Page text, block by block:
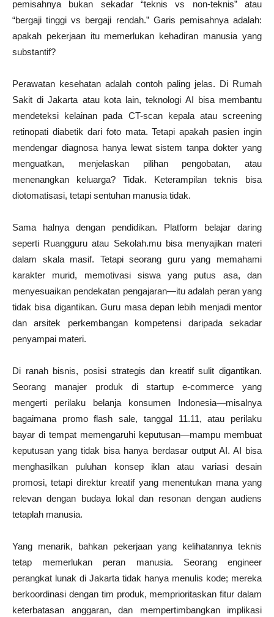
pemisahnya bukan sekadar “teknis vs non-teknis” atau
“bergaji tinggi vs bergaji rendah.” Garis pemisahnya adalah:
apakah pekerjaan itu memerlukan kehadiran manusia yang
substantif?
Perawatan kesehatan adalah contoh paling jelas. Di Rumah
Sakit di Jakarta atau kota lain, teknologi AI bisa membantu
mendeteksi kelainan pada CT-scan kepala atau screening
retinopati diabetik dari foto mata. Tetapi apakah pasien ingin
mendengar diagnosa hanya lewat sistem tanpa dokter yang
menguatkan, menjelaskan pilihan pengobatan, atau
menenangkan keluarga? Tidak. Keterampilan teknis bisa
diotomatisasi, tetapi sentuhan manusia tidak.
Sama halnya dengan pendidikan. Platform belajar daring
seperti Ruangguru atau Sekolah.mu bisa menyajikan materi
dalam skala masif. Tetapi seorang guru yang memahami
karakter murid, memotivasi siswa yang putus asa, dan
menyesuaikan pendekatan pengajaran—itu adalah peran yang
tidak bisa digantikan. Guru masa depan lebih menjadi mentor
dan arsitek perkembangan kompetensi daripada sekadar
penyampai materi.
Di ranah bisnis, posisi strategis dan kreatif sulit digantikan.
Seorang manajer produk di startup e‑commerce yang
mengerti perilaku belanja konsumen Indonesia—misalnya
bagaimana promo flash sale, tanggal 11.11, atau perilaku
bayar di tempat memengaruhi keputusan—mampu membuat
keputusan yang tidak bisa hanya berdasar output AI. AI bisa
menghasilkan puluhan konsep iklan atau variasi desain
promosi, tetapi direktur kreatif yang menentukan mana yang
relevan dengan budaya lokal dan resonan dengan audiens
tetaplah manusia.
Yang menarik, bahkan pekerjaan yang kelihatannya teknis
tetap memerlukan peran manusia. Seorang engineer
perangkat lunak di Jakarta tidak hanya menulis kode; mereka
berkoordinasi dengan tim produk, memprioritaskan fitur dalam
keterbatasan anggaran, dan mempertimbangkan implikasi